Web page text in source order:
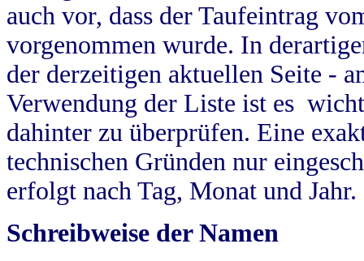
auch vor, dass der Taufeintrag
vorgenommen wurde. In
der derzeitigen aktuellen Seite -
Verwendung der Liste ist es
dahinter zu überprüfen. Eine
technischen Gründen nur
erfolgt nach Tag, Monat und Jahr.
Schreibweise der Namen